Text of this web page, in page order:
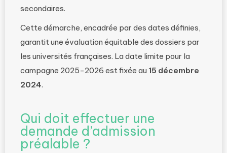
secondaires.
Cette démarche, encadrée par des dates définies,
garantit une évaluation équitable des dossiers par
les universités françaises. La date limite pour la
campagne 2025-2026 est fixée au 15 décembre
2024.
Qui doit effectuer une
demande d’admission
préalable ?